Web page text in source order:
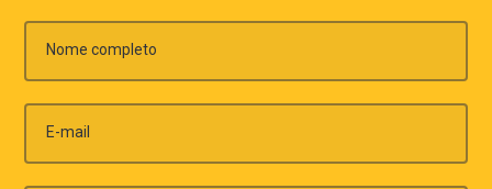
Nome completo
E-mail